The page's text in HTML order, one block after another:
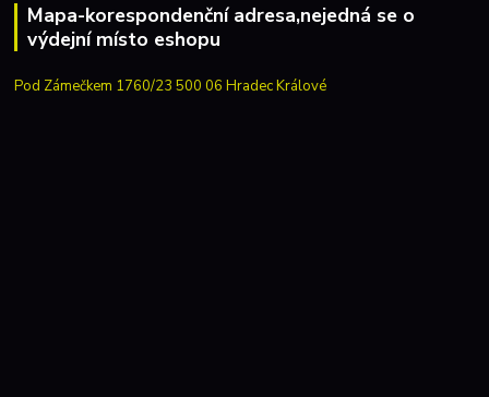
Mapa-korespondenční adresa,nejedná se o
výdejní místo eshopu
Pod Zámečkem 1760/23 500 06 Hradec Králové